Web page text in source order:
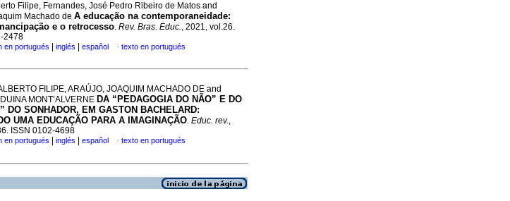
Filipe, Fernandes, José Pedro Ribeiro de Matos and
Machado de A educação na contemporaneidade:
e o retrocesso. Rev. Bras. Educ., 2021, vol.26.
2478
en portugués inglés español · texto en portugués
FILIPE, ARAÚJO, JOAQUIM MACHADO DE and
MONT’ALVERNE DA “PEDAGOGIA DO NÃO” E DO
” DO SONHADOR, EM GASTON BACHELARD:
UMA EDUCAÇÃO PARA A IMAGINAÇÃO. Educ. rev.,
ISSN 0102-4698
en portugués inglés español · texto en portugués